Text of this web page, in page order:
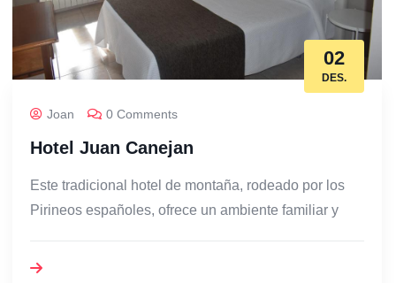
02
DES.
Joan 0 Comments
Hotel Juan Canejan
Este tradicional hotel de montaña, rodeado por los
Pirineos españoles, ofrece un ambiente familiar y